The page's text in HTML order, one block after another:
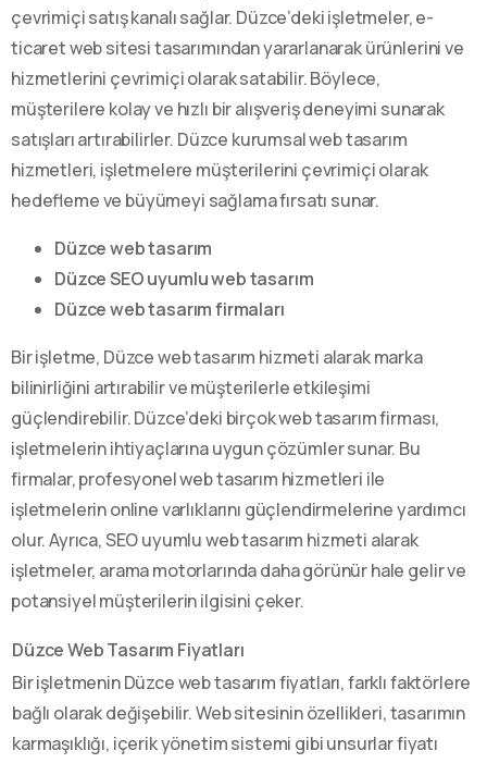
çevrimiçi satış kanalı sağlar. Düzce’deki işletmeler, e-
ticaret web sitesi tasarımından yararlanarak ürünlerini ve
hizmetlerini çevrimiçi olarak satabilir. Böylece,
müşterilere kolay ve hızlı bir alışveriş deneyimi sunarak
satışları artırabilirler. Düzce kurumsal web tasarım
hizmetleri, işletmelere müşterilerini çevrimiçi olarak
hedefleme ve büyümeyi sağlama fırsatı sunar.
Düzce web tasarım
Düzce SEO uyumlu web tasarım
Düzce web tasarım firmaları
Bir işletme, Düzce web tasarım hizmeti alarak marka
bilinirliğini artırabilir ve müşterilerle etkileşimi
güçlendirebilir. Düzce’deki birçok web tasarım firması,
işletmelerin ihtiyaçlarına uygun çözümler sunar. Bu
firmalar, profesyonel web tasarım hizmetleri ile
işletmelerin online varlıklarını güçlendirmelerine yardımcı
olur. Ayrıca, SEO uyumlu web tasarım hizmeti alarak
işletmeler, arama motorlarında daha görünür hale gelir ve
potansiyel müşterilerin ilgisini çeker.
Düzce Web Tasarım Fiyatları
Bir işletmenin Düzce web tasarım fiyatları, farklı faktörlere
bağlı olarak değişebilir. Web sitesinin özellikleri, tasarımın
karmaşıklığı, içerik yönetim sistemi gibi unsurlar fiyatı